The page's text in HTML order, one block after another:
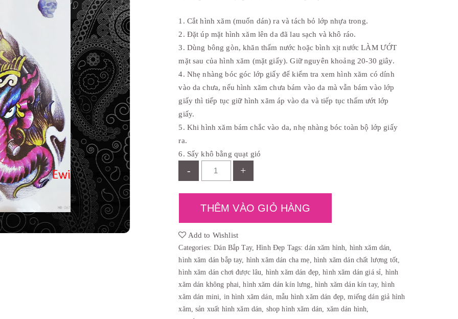
à
:
₫
0
,
0
0
.
ạ
i
à
:
₫
3
0
,
0
.
1. Cắt hình xăm (muốn dán) ra và tách bỏ lớp nhựa trong.
2. Đặt úp mặt hình xăm lên da đã lau sạch và khô ráo.
3. Dùng bông gòn, khăn thấm nước hoặc bình xịt nước LÀM ƯỚT
mặt sau của hình xăm (mặt giấy). Giữ nguyên khoảng 20-30 giây.
4. Nhẹ nhàng bóc góc lớp giấy để kiểm tra xem hình xăm có dính
vào da chưa, nếu hình xăm chưa bám vào da mà vẫn bám vào lớp
giấy thì tiếp tục giữ hình xăm áp vào da và tiếp tục thấm ướt lớp
giấy.
5. Khi hình xăm bám chắc vào da, nhẹ nhàng bóc toàn bộ lớp giấy
ra.
6. Sấy khô bằng quạt gió
- +
THÊM VÀO GIỎ HÀNG
Add to Wishlist
Categories:Dán Bắp Tay,Hình Đẹp Tags:dán xăm hình hình xăm dán
hình xăm dán bắp tay, hình xăm dán cha mẹ hình xăm dán chất lượng tốt,
hình xăm dán chơi được lâu
hình xăm dán đẹp ,hình xăm dán giá sỉ
hình
xăm dán không phai ,hình xăm dán kín lưng hình xăm dán kín tay,hình
xăm dán mini
in hình xăm dán ,mẫu hình xăm dán đẹp ,miếng dán giả hình
xăm ,sản xuất hình xăm dán shop hình xăm dán xăm dán hình